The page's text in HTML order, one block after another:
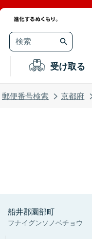
受け取る
郵便番号検索 京都府
船井郡園部町
フナイグンソノベチョウ